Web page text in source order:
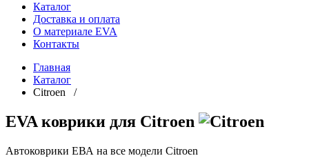
Каталог
Доставка и оплата
О материале EVA
Контакты
Главная
Каталог
Citroen /
EVA коврики для Citroen
Автоковрики ЕВА на все модели Citroen